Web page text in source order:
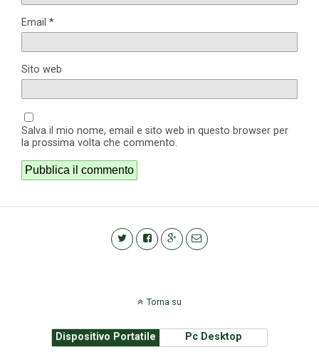
Email *
Sito web
Salva il mio nome, email e sito web in questo browser per
la prossima volta che commento.
Torna su
Dispositivo Portatile Pc Desktop